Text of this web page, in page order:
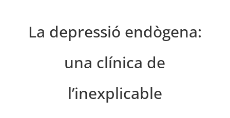
La depressió endògena:
una clínica de
l’inexplicable